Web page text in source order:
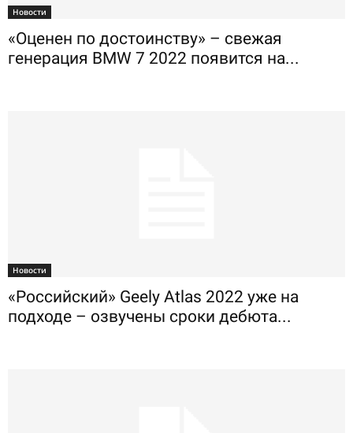
Новости
«Оценен по достоинству» – свежая
генерация BMW 7 2022 появится на...
Новости
«Российский» Geely Atlas 2022 уже на
подходе – озвучены сроки дебюта...